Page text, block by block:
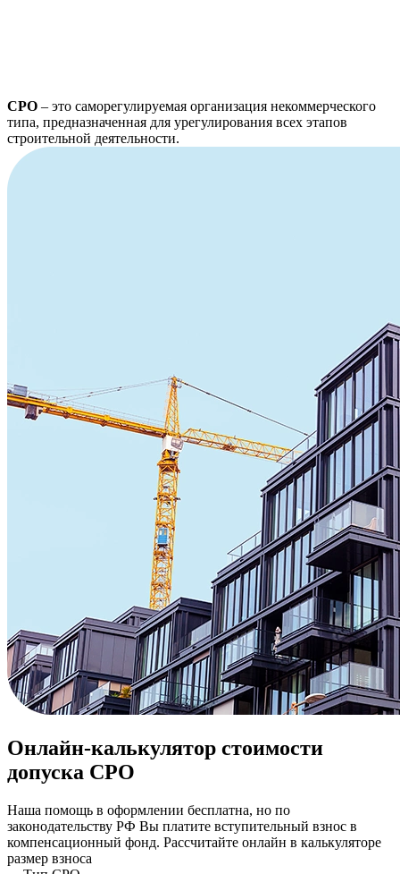
СРО – это саморегулируемая организация некоммерческого
типа, предназначенная для урегулирования всех этапов
строительной деятельности.
Онлайн-калькулятор стоимости
допуска СРО
Наша помощь в оформлении бесплатна, но по
законодательству РФ Вы платите вступительный взнос в
компенсационный фонд. Рассчитайте онлайн в калькуляторе
размер взноса